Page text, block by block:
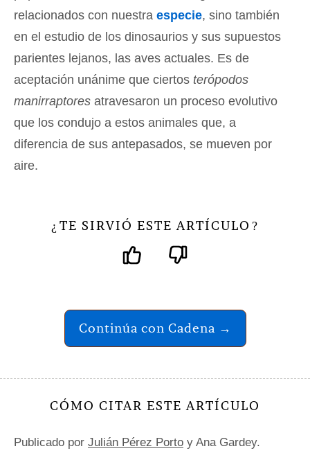
relacionados con nuestra especie, sino también
en el estudio de los dinosaurios y sus supuestos
parientes lejanos, las aves actuales. Es de
aceptación unánime que ciertos terópodos
manirraptores atravesaron un proceso evolutivo
que los condujo a estos animales que, a
diferencia de sus antepasados, se mueven por
aire.
¿ TE SIRVIÓ ESTE ARTÍCULO ?
Continúa con Cadena →
CÓMO CITAR ESTE ARTÍCULO
Publicado por Julián Pérez Porto y Ana Gardey.